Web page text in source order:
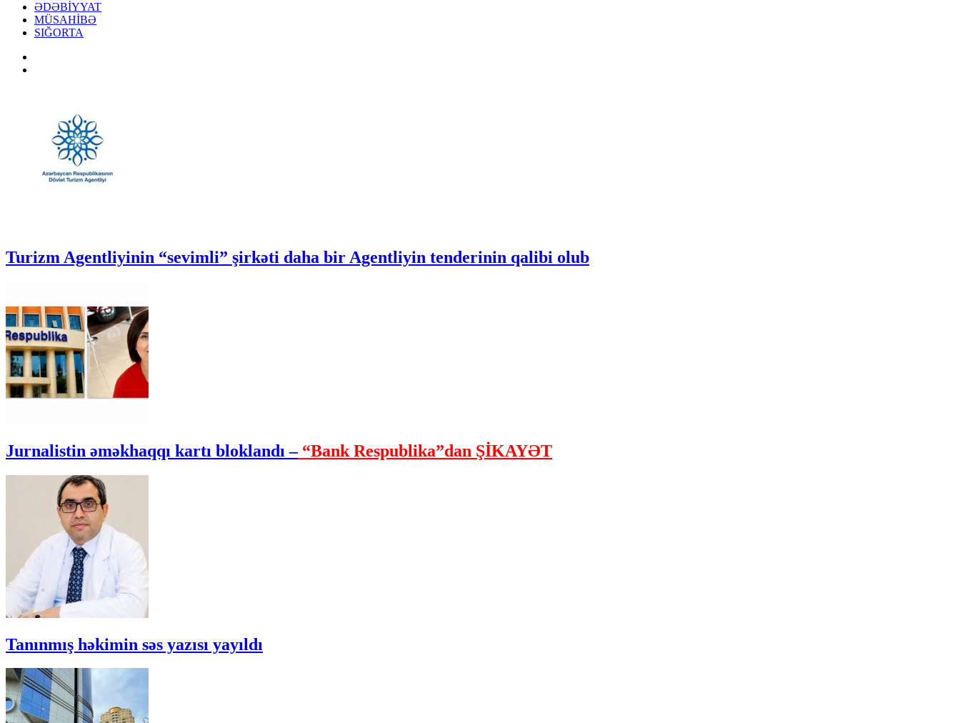
ƏDƏBİYYAT
MÜSAHİBƏ
SIĞORTA
Turizm Agentliyinin “sevimli” şirkəti daha bir Agentliyin tenderinin qalibi olub
Jurnalistin əməkhaqqı kartı bloklandı –“Bank Respublika”dan ŞİKAYƏT
Tanınmış həkimin səs yazısı yayıldı